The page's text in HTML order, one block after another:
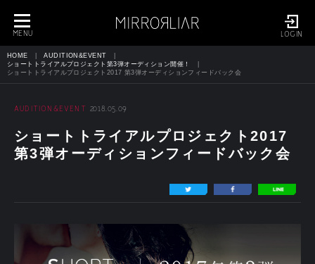
LOGIN
toggle
navigation
MENU
HOME
AUDITION&EVENT
ショートトライアルプロジェクト第3弾オーディション開催！
ショートトライアルプロジェクト2017 第3弾オーディションフィードバック会
AUDITION&EVENT 2018.05.09
ショートトライアルプロジェクト2017
第3弾オーディションフィードバック会